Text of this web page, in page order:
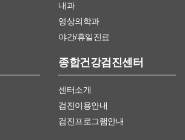
내과
영상의학과
야간/휴일진료
종합건강검진센터
센터소개
검진이용안내
검진프로그램안내